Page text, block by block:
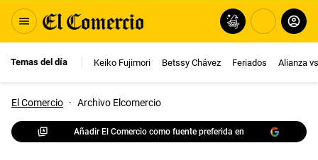
Temas del día Keiko Fujimori Betssy Chávez Feriados Alianza
El Comercio · Archivo Elcomercio
Añadir El Comercio como fuente preferida en